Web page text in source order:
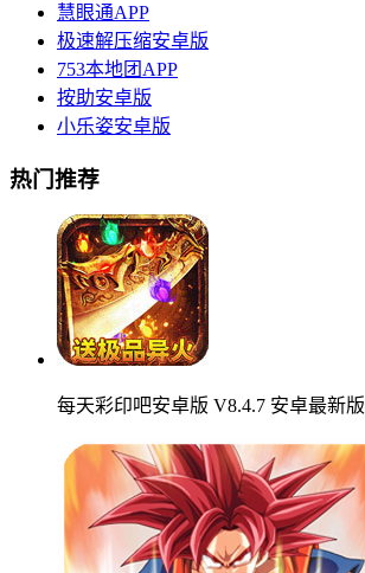
慧眼通APP
极速解压缩安卓版
753本地团APP
按助安卓版
小乐姿安卓版
热门推荐
每天彩印吧安卓版 V8.4.7 安卓最新版